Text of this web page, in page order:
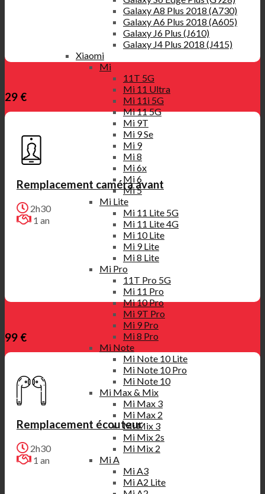
Galaxy A8 Plus 2018 (A730)
Galaxy A6 Plus 2018 (A605)
Galaxy J6 Plus (J610)
Galaxy J4 Plus 2018 (J415)
Xiaomi
Mi
11T 5G
Mi 11 Ultra
Mi 11i 5G
Mi 11 5G
Mi 9T
Mi 9 Se
Mi 9
Mi 8
Mi 6x
Mi 6
Mi 5
Mi Lite
Mi 11 Lite 5G
Mi 11 Lite 4G
Mi 10 Lite
Mi 9 Lite
Mi 8 Lite
Mi Pro
11T Pro 5G
Mi 11 Pro
Mi 10 Pro
Mi 9T Pro
Mi 9 Pro
Mi 8 Pro
Mi Note
Mi Note 10 Lite
Mi Note 10 Pro
Mi Note 10
Mi Max & Mix
Mi Max 3
Mi Max 2
Mi Mix 3
Mi Mix 2s
Mi Mix 2
Mi A
Mi A3
Mi A2 Lite
29 €
Remplacement caméra avant
2h30
1 an
99 €
Remplacement écouteur
2h30
1 an